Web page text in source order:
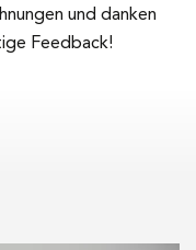
und danken
Feedback!